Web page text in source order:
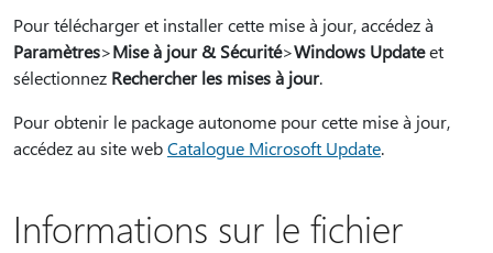
Pour télécharger et installer cette mise à jour, accédez à
Paramètres>Mise à jour & Sécurité>Windows Updateet
sélectionnez Rechercher les mises à jour.
Pour obtenir le package autonome pour cette mise à jour,
accédez au site webCatalogue Microsoft Update.
Informations sur le fichier